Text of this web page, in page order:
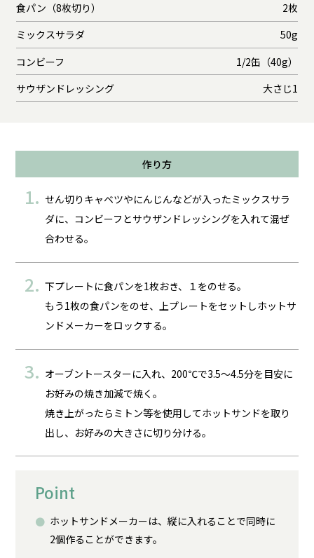
食パン（8枚切り）
2枚
ミックスサラダ
50g
コンビーフ
1/2缶（40g）
サウザンドレッシング
大さじ1
作り方
せん切りキャベツやにんじんなどが入ったミックスサラ
ダに、コンビーフとサウザンドレッシングを入れて混ぜ
合わせる。
下プレートに食パンを1枚おき、１をのせる。
もう1枚の食パンをのせ、上プレートをセットしホットサ
ンドメーカーをロックする。
オーブントースターに入れ、200℃で3.5～4.5分を目安に
お好みの焼き加減で焼く。
焼き上がったらミトン等を使用してホットサンドを取り
出し、お好みの大きさに切り分ける。
Point
ホットサンドメーカーは、縦に入れることで同時に
2個作ることができます。